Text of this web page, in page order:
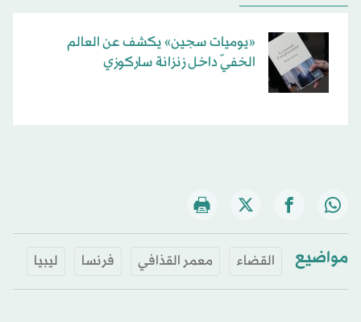
«يوميات سجين» يكشف عن العالم
الخفيّ داخل زنزانة ساركوزي
مواضيع القضاء معمر القذافي فرنسا ليبيا